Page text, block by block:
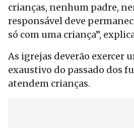
crianças, nenhum padre,
responsável deve
só com uma criança”,
As igrejas deverão exercer
exaustivo do passado dos
atendem crianças.